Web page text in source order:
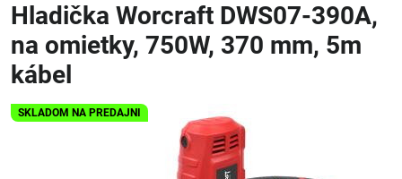
SKLADOM NA PREDAJNI
Hladička Worcraft DWS07-390A,
na omietky, 750W, 370 mm, 5m
kábel